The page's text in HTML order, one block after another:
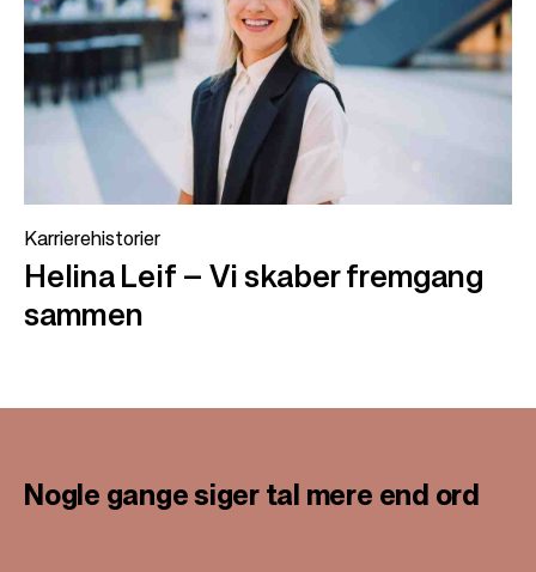
Karrierehistorier
Helina Leif – Vi skaber fremgang
sammen
Nogle gange siger tal mere end ord